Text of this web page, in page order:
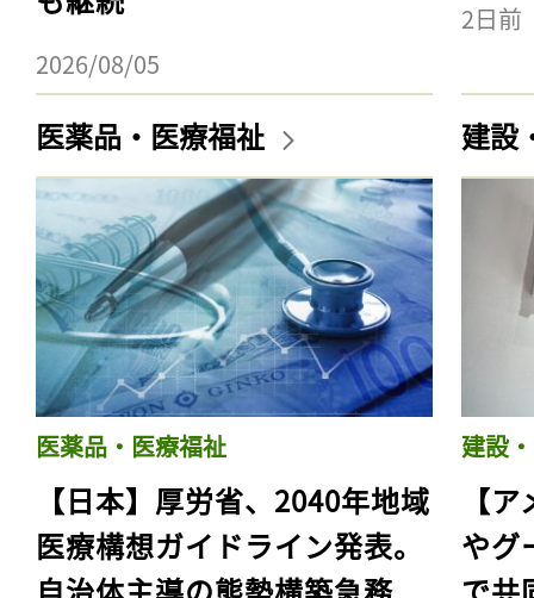
2026/08/05
2日前
医薬品・医療福祉
医薬品・医療福祉
【日本】厚労省、2040年地域
医療構想ガイドライン発表。
建設
建設
【
やグ